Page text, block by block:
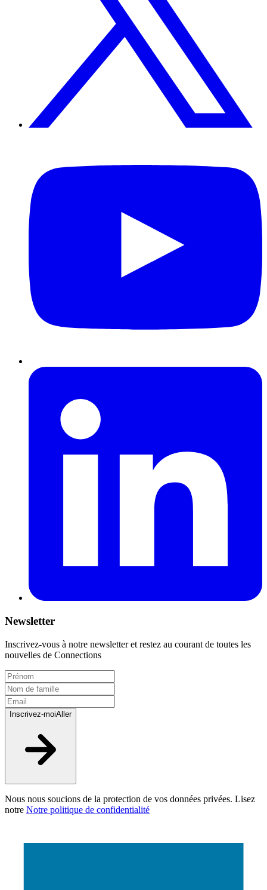
Newsletter
Inscrivez-vous à notre newsletter et restez au courant de toutes les
nouvelles de Connections
Inscrivez-moiAller
Nous nous soucions de la protection de vos données privées. Lisez
notre Notre politique de confidentialité